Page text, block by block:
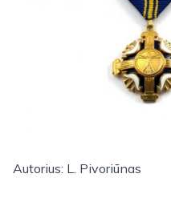
Autorius: L. Pivoriūnas